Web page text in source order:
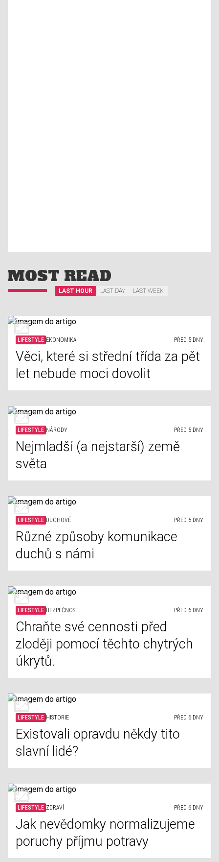
MOST READ
LAST HOUR LAST DAY LAST WEEK
LIFESTYLE EKONOMIKA PŘED 5 DNY
Věci, které si střední třída za pět
let nebude moci dovolit
LIFESTYLE NÁRODY PŘED 5 DNY
Nejmladší (a nejstarší) země
světa
LIFESTYLE DUCHOVÉ PŘED 5 DNY
Různé způsoby komunikace
duchů s námi
LIFESTYLE BEZPEČNOST PŘED 6 DNY
Chraňte své cennosti před
zloději pomocí těchto chytrých
úkrytů.
LIFESTYLE HISTORIE PŘED 6 DNY
Existovali opravdu někdy tito
slavní lidé?
LIFESTYLE ZDRAVÍ PŘED 6 DNY
Jak nevědomky normalizujeme
poruchy příjmu potravy